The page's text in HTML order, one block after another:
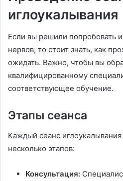
иглоукалывания
Если вы решили попробовать
нервов, то стоит знать, как
ожидать. Важно, чтобы вы
квалифицированному
соответствующее обучение.
Этапы сеанса
Каждый сеанс
несколько этапов:
Консультация: